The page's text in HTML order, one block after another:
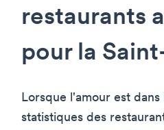
restaurants
pour la
Lorsque l'amour est
statistiques des